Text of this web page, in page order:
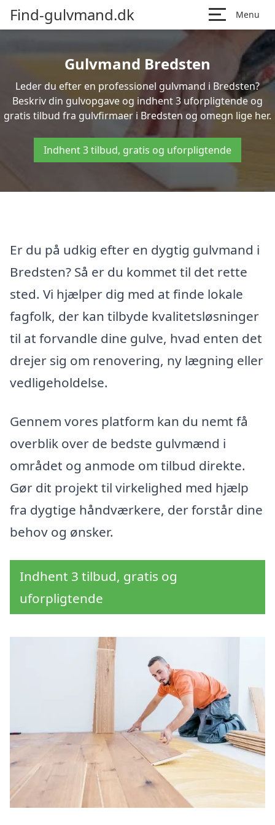
Find-gulvmand.dk Menu
Gulvmand Bredsten
Leder du efter en professionel gulvmand i Bredsten?
Beskriv din gulvopgave og indhent 3 uforpligtende og
gratis tilbud fra gulvfirmaer i Bredsten og omegn lige her.
Indhent 3 tilbud, gratis og uforpligtende
Er du på udkig efter en dygtig gulvmand i
Bredsten? Så er du kommet til det rette
sted. Vi hjælper dig med at finde lokale
fagfolk, der kan tilbyde kvalitetsløsninger
til at forvandle dine gulve, hvad enten det
drejer sig om renovering, ny lægning eller
vedligeholdelse.
Gennem vores platform kan du nemt få
overblik over de bedste gulvmænd i
området og anmode om tilbud direkte.
Gør dit projekt til virkelighed med hjælp
fra dygtige håndværkere, der forstår dine
behov og ønsker.
Indhent 3 tilbud, gratis og
uforpligtende